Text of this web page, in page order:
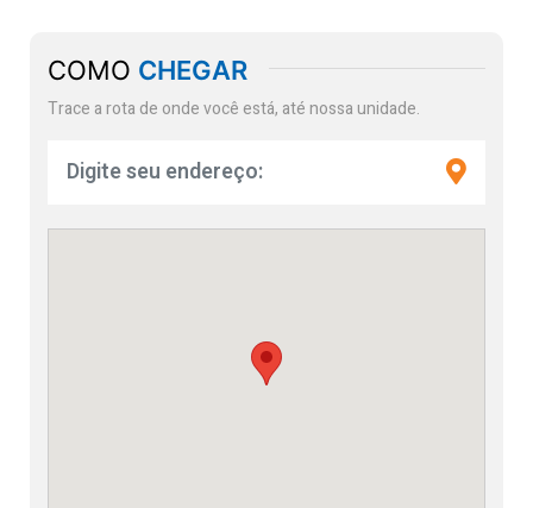
COMO CHEGAR
Trace a rota de onde você está, até nossa unidade.
Insira seu endereço aqui e trace